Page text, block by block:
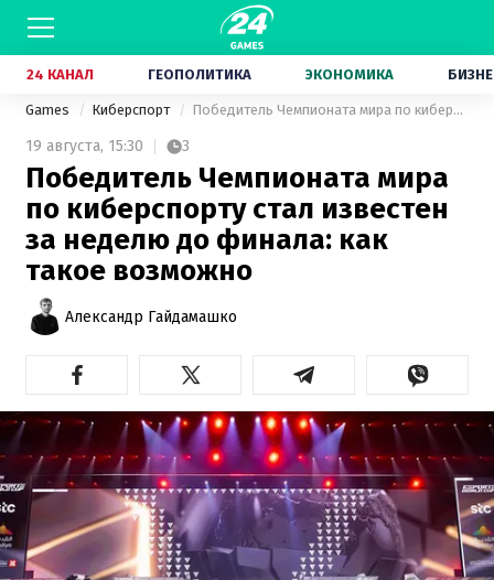
24 КАНАЛ ГЕОПОЛИТИКА ЭКОНОМИКА
Games Киберспорт Победитель Чемпионата мира по киберспорту стал известен за неделю до финала: как такое возможно
19 августа, 15:30 3
Победитель Чемпионата мира
по киберспорту стал известен
за неделю до финала: как
такое возможно
Александр Гайдамашко